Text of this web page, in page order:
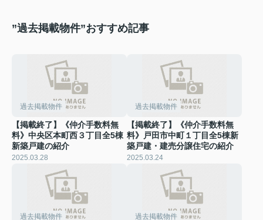
”過去掲載物件”おすすめ記事
過去掲載物件
【掲載終了】《仲介手数料無
料》中央区本町西３丁目全5棟
新築戸建の紹介
2025.03.28
過去掲載物件
【掲載終了】《仲介手数料無
料》戸田市中町１丁目全5棟新
築戸建・建売分譲住宅の紹介
2025.03.24
過去掲載物件 過去掲載物件